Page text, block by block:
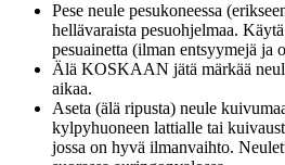
Pese neule pesukoneessa
hellävaraista pesuohjelmaa.
pesuainetta (ilman entsyymejä ja
Älä KOSKAAN jätä märkää
aikaa.
Aseta (älä ripusta) neule
kylpyhuoneen lattialle tai
jossa on hyvä ilmanvaihto.